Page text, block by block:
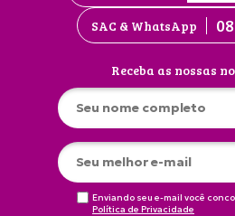
SAC & WhatsApp
Receba as nossas
Enviando seu e-mail você
Política de Privacidade